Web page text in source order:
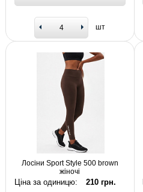
шт
Лосіни Sport Style 500 brown
жіночі
Ціна за одиницю: 210 грн.